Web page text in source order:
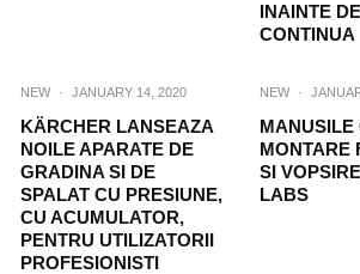
INAINTE
CONTINUA
NEW · JANUARY 14, 2020
KÄRCHER LANSEAZA
NOILE APARATE DE
GRADINA SI DE
SPALAT CU PRESIUNE,
CU ACUMULATOR,
PENTRU UTILIZATORII
PROFESIONISTI
NEW ·
MANUSILE
MONTARE
SI
LABS